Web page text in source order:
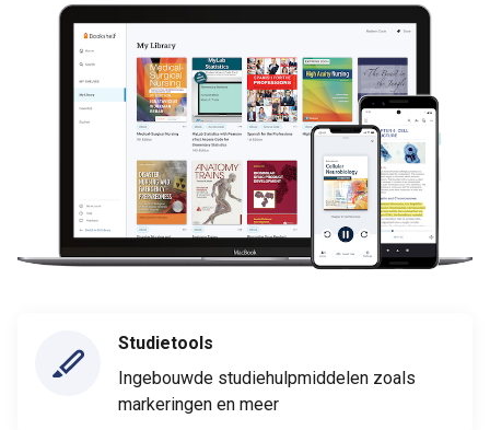
Studietools
Ingebouwde studiehulpmiddelen zoals
markeringen en meer